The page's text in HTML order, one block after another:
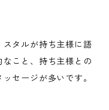
スタルが持ち主様に語
こと、持ち主様との
セージが多いです。